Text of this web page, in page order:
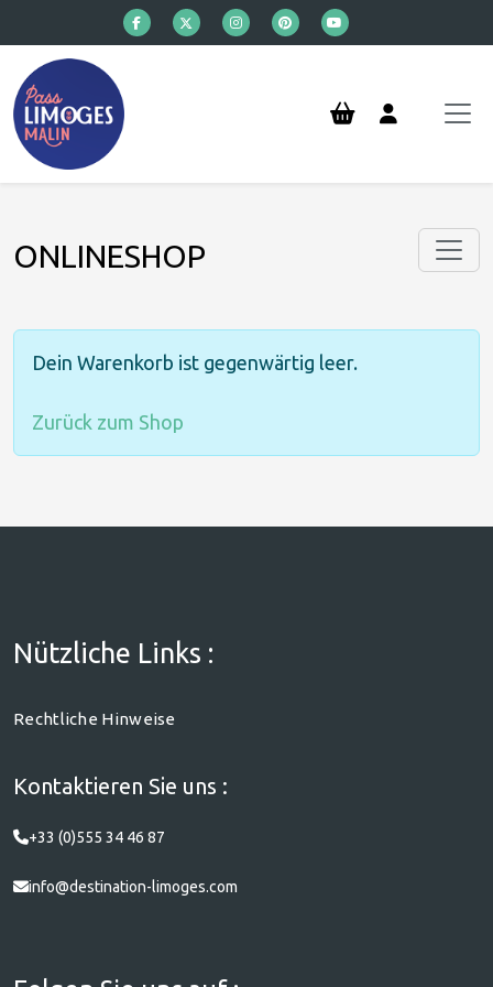
ONLINESHOP
Dein Warenkorb ist gegenwärtig leer.
Zurück zum Shop
Nützliche Links :
Rechtliche Hinweise
Kontaktieren Sie uns :
+33 (0)555 34 46 87
info@destination-limoges.com